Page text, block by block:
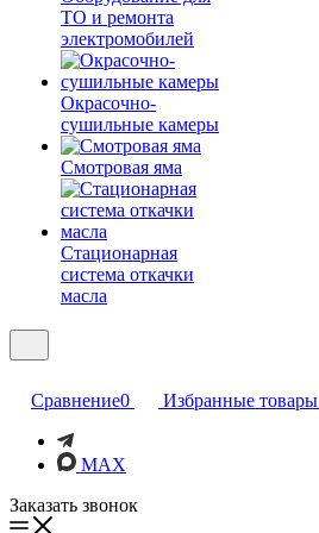
ТО и ремонта
электромобилей
Окрасочно-
сушильные камеры
Смотровая яма
Стационарная
система откачки
масла
Сравнение0 Избранные товары
MAX
Заказать звонок